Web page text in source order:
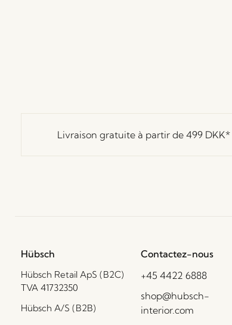
Livraison gratuite à partir de 499 DKK*
Hübsch
Hübsch Retail ApS (B2C)
TVA 41732350
Hübsch A/S (B2B)
Contactez-nous
+45 4422 6888
shop@hubsch-
interior.com